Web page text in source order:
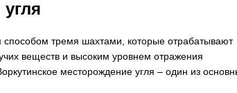
тремя шахтами, которые отрабатывают
веществ и высоким уровнем отражения
месторождение угля – один из